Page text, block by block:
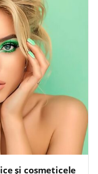
și cosmeticele